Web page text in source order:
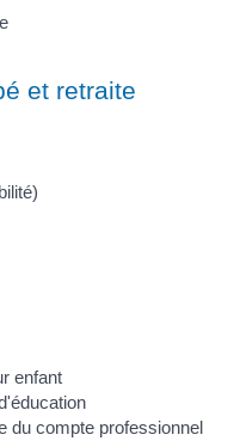
et retraite
enfant
du compte professionnel